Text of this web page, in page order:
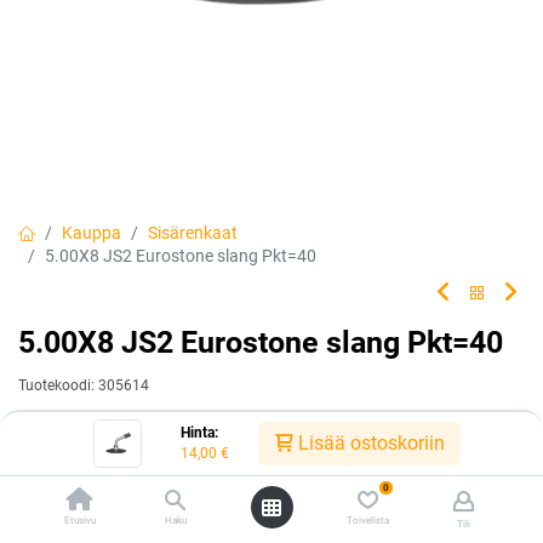
Hinta:
14,00 € Lisää ostoskoriin
Etusivu Haku
0
Toivelista Tili
Kauppa
Sisärenkaat
5.00X8 JS2 Eurostone slang Pkt=40
5.00X8 JS2 Eurostone slang Pkt=40
Tuotekoodi: 305614
€ / kpl
Heti saatavilla:
Toimittajilla (kotimaa):
Saatavilla
Toimitusaika:
3 arkipäivää